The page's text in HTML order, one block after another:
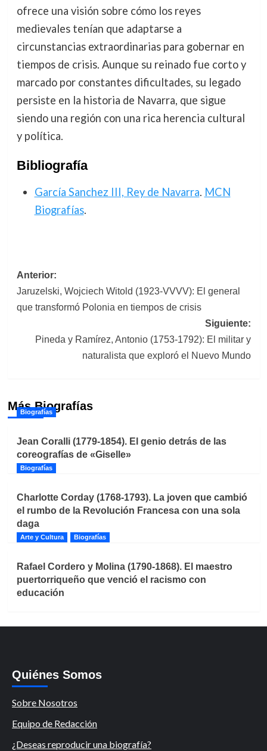
ofrece una visión sobre cómo los reyes
medievales tenían que adaptarse a
circunstancias extraordinarias para gobernar en
tiempos de crisis. Aunque su reinado fue corto y
marcado por constantes dificultades, su legado
persiste en la historia de Navarra, que sigue
siendo una región con una rica herencia cultural
y política.
Bibliografía
García Sanchez III, Rey de Navarra. MCN
Biografías.
Navegación
de
Anterior:
Jaruzelski, Wojciech Witold (1923-VVVV): El general
que transformó Polonia en tiempos de crisis
Siguiente:
Pineda y Ramírez, Antonio (1753-1792): El militar y
naturalista que exploró el Nuevo Mundo
Más Biografías
Biografías
Jean Coralli (1779-1854). El genio detrás de las
coreografías de «Giselle»
Biografías
Charlotte Corday (1768-1793). La joven que cambió
el rumbo de la Revolución Francesa con una sola
daga
Arte y Cultura Biografías
Rafael Cordero y Molina (1790-1868). El maestro
puertorriqueño que venció el racismo con
educación
Quiénes Somos
Sobre Nosotros
Equipo de Redacción
¿Deseas reproducir una biografía?